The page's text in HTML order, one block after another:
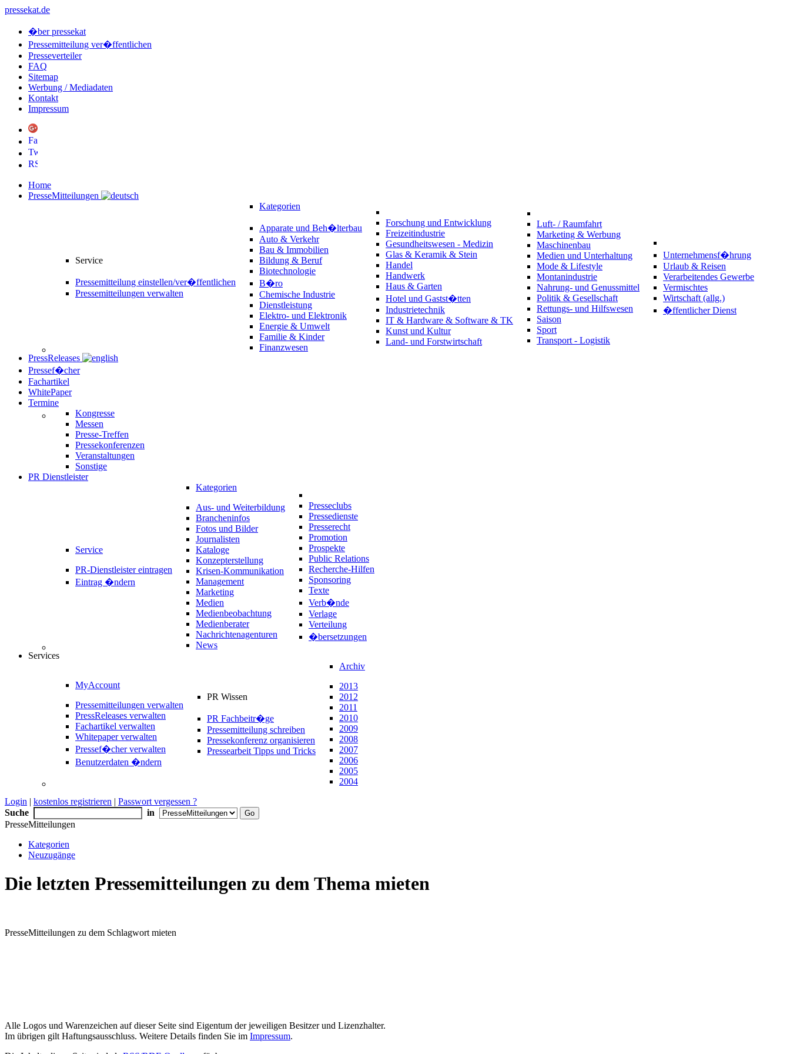
pressekat.de
�ber pressekat
Pressemitteilung ver�ffentlichen
Presseverteiler
FAQ
Sitemap
Werbung / Mediadaten
Kontakt
Impressum
Home
PresseMitteilungen
Service
Pressemitteilung einstellen/ver�ffentlichen
Pressemitteilungen verwalten
Kategorien
Apparate und Beh�lterbau
Auto & Verkehr
Bau & Immobilien
Bildung & Beruf
Biotechnologie
B�ro
Chemische Industrie
Dienstleistung
Elektro- und Elektronik
Energie & Umwelt
Familie & Kinder
Finanzwesen
Forschung und Entwicklung
Freizeitindustrie
Gesundheitswesen - Medizin
Glas & Keramik & Stein
Handel
Handwerk
Haus & Garten
Hotel und Gastst�tten
Industrietechnik
IT & Hardware & Software & TK
Kunst und Kultur
Land- und Forstwirtschaft
Luft- / Raumfahrt
Marketing & Werbung
Maschinenbau
Medien und Unterhaltung
Mode & Lifestyle
Montanindustrie
Nahrung- und Genussmittel
Politik & Gesellschaft
Rettungs- und Hilfswesen
Saison
Sport
Transport - Logistik
Unternehmensf�hrung
Urlaub & Reisen
Verarbeitendes Gewerbe
Vermischtes
Wirtschaft (allg.)
�ffentlicher Dienst
PressReleases
Pressef�cher
Fachartikel
WhitePaper
Termine
Kongresse
Messen
Presse-Treffen
Pressekonferenzen
Veranstaltungen
Sonstige
PR Dienstleister
Service
PR-Dienstleister eintragen
Eintrag �ndern
Kategorien
Aus- und Weiterbildung
Brancheninfos
Fotos und Bilder
Journalisten
Kataloge
Konzepterstellung
Krisen-Kommunikation
Management
Marketing
Medien
Medienbeobachtung
Medienberater
Nachrichtenagenturen
News
Presseclubs
Pressedienste
Presserecht
Promotion
Prospekte
Public Relations
Recherche-Hilfen
Sponsoring
Texte
Verb�nde
Verlage
Verteilung
�bersetzungen
Services
MyAccount
Pressemitteilungen verwalten
PressReleases verwalten
Fachartikel verwalten
Whitepaper verwalten
Pressef�cher verwalten
Benutzerdaten �ndern
PR Wissen
PR Fachbeitr�ge
Pressemitteilung schreiben
Pressekonferenz organisieren
Pressearbeit Tipps und Tricks
Archiv
2013
2012
2011
2010
2009
2008
2007
2006
2005
2004
Login | kostenlos registrieren | Passwort vergessen ?
Suche
in
PresseMitteilungen
Kategorien
Neuzugänge
Die letzten Pressemitteilungen zu dem Thema mieten
PresseMitteilungen zu dem Schlagwort mieten
Alle Logos und Warenzeichen auf dieser Seite sind Eigentum der jeweiligen Besitzer und Lizenzhalter.
Im übrigen gilt Haftungsausschluss. Weitere Details finden Sie im Impressum.